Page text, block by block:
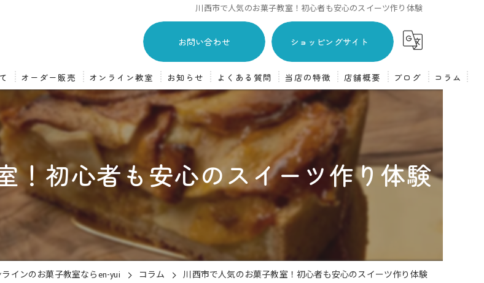
川西市で人気のお菓子教室！初心者も安心のスイーツ作り体験
お問い合わせ ショッピングサイト
オーダー販売
スイーツオーダー販売
オーダーの流れ
オンライン教室
オンライン教室について
オンライン教室の流れ
お知らせ よくある質問 当店の特徴
主婦
焼き菓子
フランス菓子
ケーキ
店舗概要 ブログ コラム
！初心者も安心のスイーツ作り体験
インのお菓子教室ならen-yui コラム 川西市で人気のお菓子教室！初心者も安心のスイーツ作り体験